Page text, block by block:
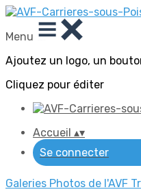
Menu
Ajoutez un logo, un
Cliquez pour éditer
Accueil ▴▾
Se connecter
Galeries Photos de l'AVF